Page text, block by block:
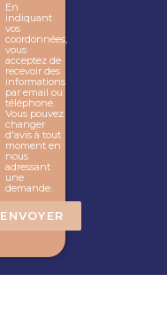
En
indiquant
vos
coordonnées,
vous
acceptez de
recevoir des
informations
par email ou
téléphone.
Vous pouvez
changer
d'avis à tout
moment en
nous
adressant
une
demande.
ENVOYER